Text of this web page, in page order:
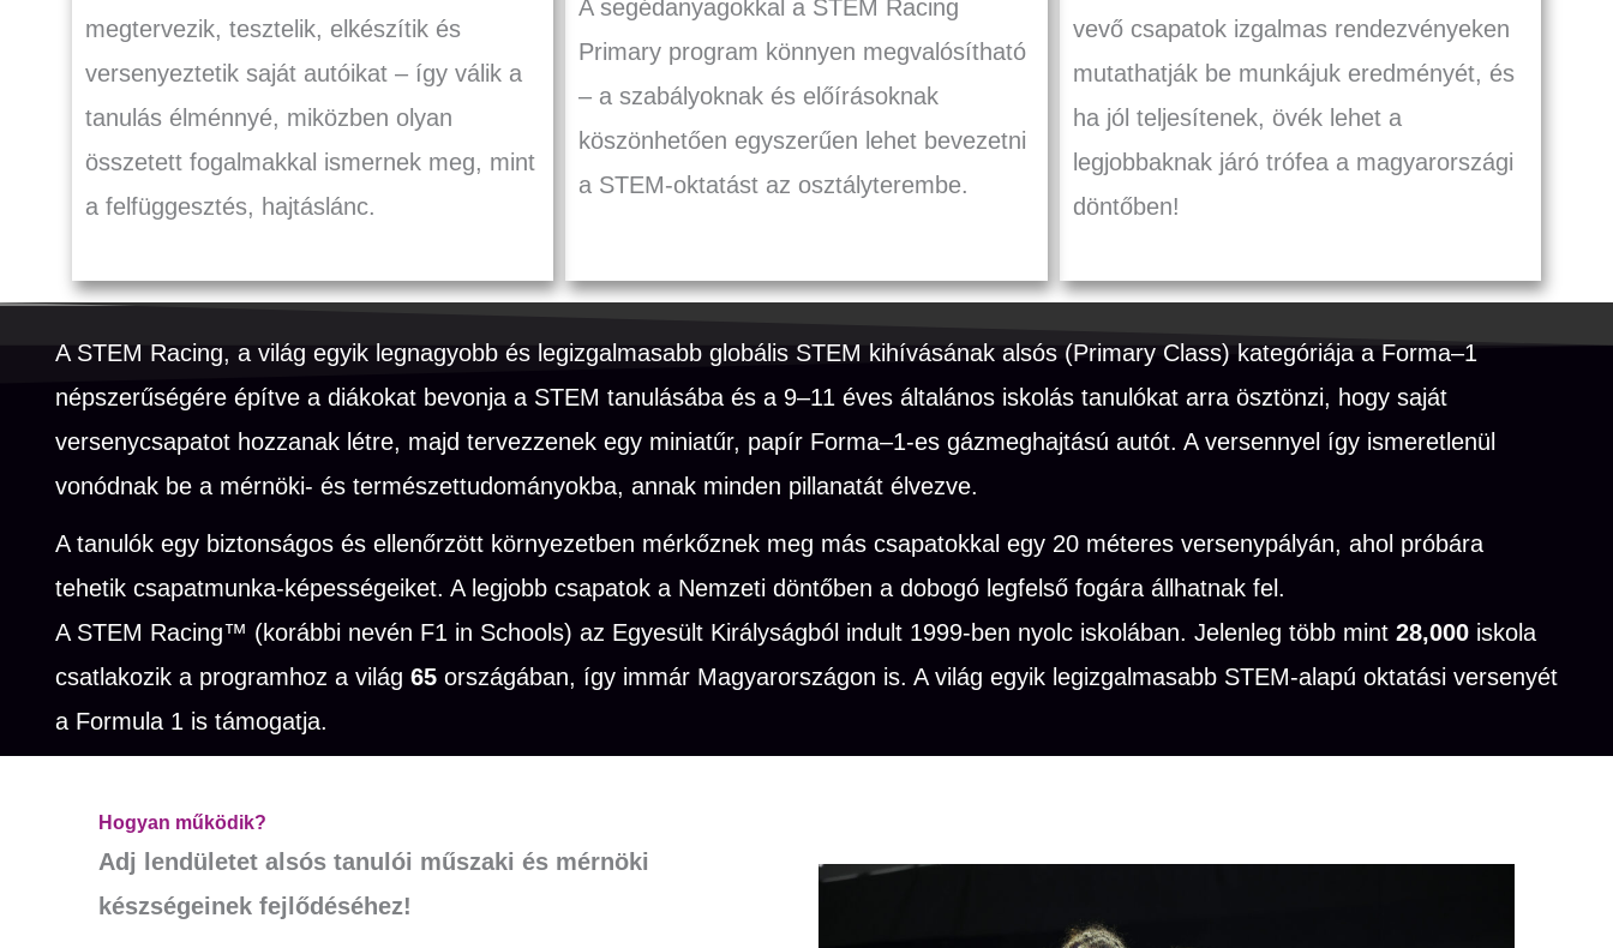
megtervezik, tesztelik, elkészítik és
versenyeztetik saját autóikat – így válik a
tanulás élménnyé, miközben olyan
összetett fogalmakkal ismernek meg, mint
a felfüggesztés, hajtáslánc.
A segédanyagokkal a STEM Racing
Primary program könnyen megvalósítható
– a szabályoknak és előírásoknak
köszönhetően egyszerűen lehet bevezetni
a STEM-oktatást az osztályterembe.
vevő csapatok izgalmas rendezvényeken
mutathatják be munkájuk eredményét, és
ha jól teljesítenek, övék lehet a
legjobbaknak járó trófea a magyarországi
döntőben!
A STEM Racing, a világ egyik legnagyobb és legizgalmasabb globális STEM kihívásának alsós (Primary Class) kategóriája a Forma–1
népszerűségére építve a diákokat bevonja a STEM tanulásába és a 9–11 éves általános iskolás tanulókat arra ösztönzi, hogy saját
versenycsapatot hozzanak létre, majd tervezzenek egy miniatűr, papír Forma–1-es gázmeghajtású autót. A versennyel így ismeretlenül
vonódnak be a mérnöki- és természettudományokba, annak minden pillanatát élvezve.
A tanulók egy biztonságos és ellenőrzött környezetben mérkőznek meg más csapatokkal egy 20 méteres versenypályán, ahol próbára
tehetik csapatmunka-képességeiket. A legjobb csapatok a Nemzeti döntőben a dobogó legfelső fogára állhatnak fel.
A STEM Racing™ (korábbi nevén F1 in Schools) az Egyesült Királyságból indult 1999-ben nyolc iskolában. Jelenleg több mint 28,000 iskola
csatlakozik a programhoz a világ 65 országában, így immár Magyarországon is. A világ egyik legizgalmasabb STEM-alapú oktatási versenyét
a Formula 1 is támogatja.
Hogyan működik?
Adj lendületet alsós tanulói műszaki és mérnöki
készségeinek fejlődéséhez!